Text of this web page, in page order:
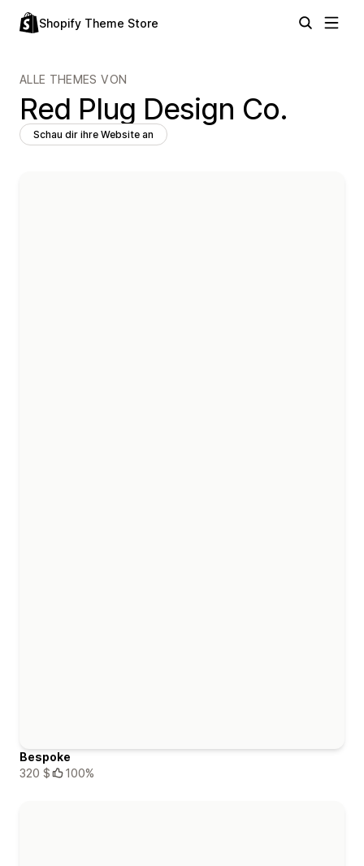
Shopify Theme Store
ALLE THEMES VON
Red Plug Design Co.
Schau dir ihre Website an
Bespoke
320 $
100%